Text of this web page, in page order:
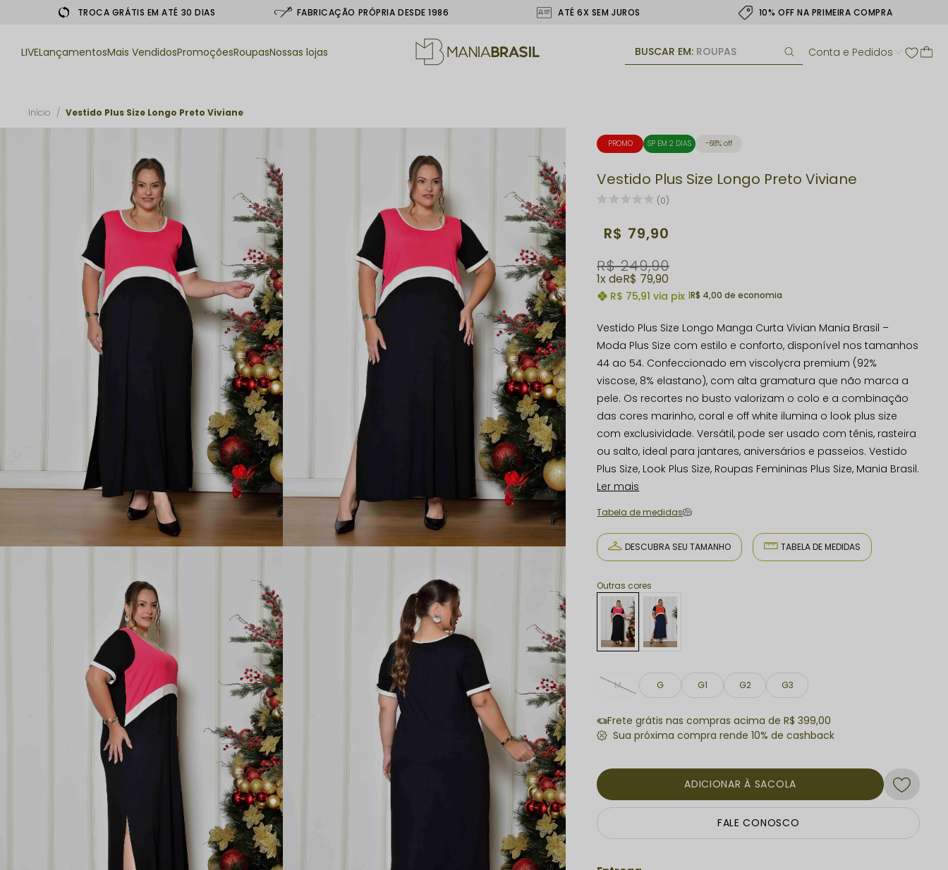
TROCA GRÁTIS EM ATÉ 30 DIAS FABRICAÇÃO PRÓPRIA DESDE 1986 ATÉ 6X SEM JUROS 10% OFF NA PRIMEIRA COMPRA
LIVELançamentosMais VendidosPromoçõesRoupasNossas lojas BUSCAR EM: ROUPAS Conta e Pedidos
Início Vestido Plus Size Longo Preto Viviane
PROMO SP EM 2 DIAS 68% off
Vestido Plus Size Longo Preto Viviane
(0)
R$ 75,91 via pix |R$ 4,00 de economia
R$ 249,90
R$ 79,90
1x R$ 79,90
Vestido Plus Size Longo Manga Curta Vivian Mania Brasil –
Moda Plus Size com estilo e conforto, disponível nos tamanhos
44 ao 54. Confeccionado em viscolycra premium (92%
viscose, 8% elastano), com alta gramatura que não marca a
pele. Os recortes no busto valorizam o colo e a combinação
das cores marinho, coral e off white ilumina o look plus size
com exclusividade. Versátil, pode ser usado com tênis, rasteira
ou salto, ideal para jantares, aniversários e passeios. Vestido
Plus Size, Look Plus Size, Roupas Femininas Plus Size, Mania Brasil.
Ler mais
Tabela de medidas
DESCUBRA SEU TAMANHO TABELA DE MEDIDAS
Outras cores
M G G1 G2 G3
ADICIONAR À SACOLA
Frete grátis nas compras acima de R$ 399,00
FALE CONOSCO